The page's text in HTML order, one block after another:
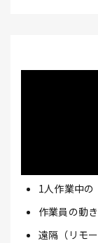
1人作業中の
作業員の動
遠隔（リモ